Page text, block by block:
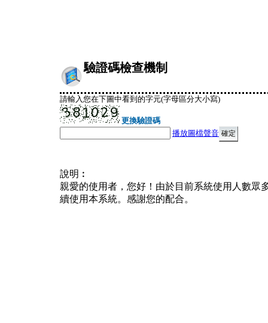
驗證碼檢查機制
請輸入您在下圖中看到的字元(字母區分大小寫)
更換驗證碼
播放圖檔聲音
說明︰
親愛的使用者，您好！由於目前系統使用人數眾
續使用本系統。感謝您的配合。